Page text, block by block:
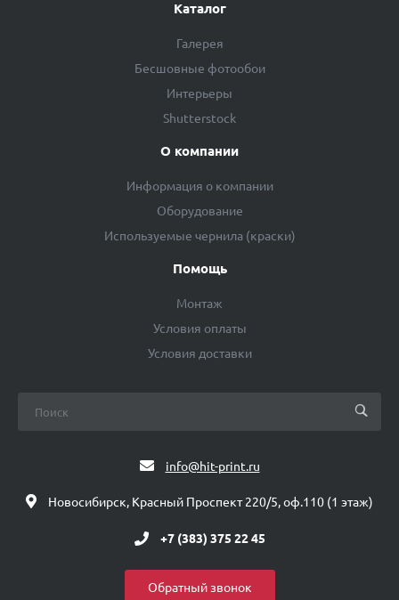
Каталог
Галерея
Бесшовные фотообои
Интерьеры
Shutterstock
О компании
Информация о компании
Оборудование
Используемые чернила (краски)
Помощь
Монтаж
Условия оплаты
Условия доставки
info@hit-print.ru
Новосибирск, Красный Проспект 220/5, оф.110 (1 этаж)
+7 (383) 375 22 45
Обратный звонок